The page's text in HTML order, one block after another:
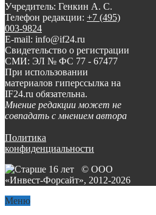
Учредитель: Генкин А. С.
Телефон редакции: +7 (495)
003-9824
E-mail: info@if24.ru
Свидетельство о регистрации
СМИ: ЭЛ № ФС 77 - 67477
При использовании
материалов гиперссылка на
IF24.ru обязательна.
Мнение редакции может не
совпадать с мнением автора
Политика
конфиденциальности
© ООО
«Инвест-Форсайт», 2012-2026
Меню